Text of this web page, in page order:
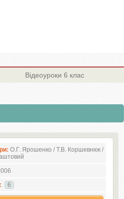
Відеоуроки 6 клас
О.Г. Ярошенко / Т.В. Коршевнюк /
6